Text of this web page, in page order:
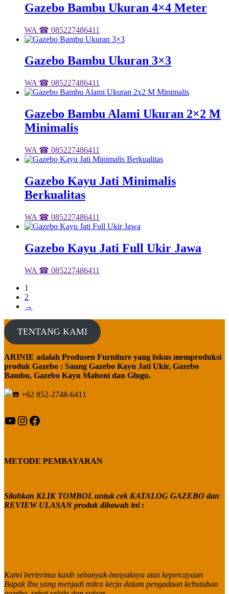
Gazebo Bambu Ukuran 4×4 Meter
WA ☎ 085227486411
Gazebo Bambu Ukuran 3×3
WA ☎ 085227486411
Gazebo Bambu Alami Ukuran 2×2 M
Minimalis
WA ☎ 085227486411
Gazebo Kayu Jati Minimalis
Berkualitas
WA ☎ 085227486411
Gazebo Kayu Jati Full Ukir Jawa
WA ☎ 085227486411
1
2
→
TENTANG KAMI
ARINIE adalah Produsen Furniture yang fokus memproduksi
produk Gazebo : Saung Gazebo Kayu Jati Ukir, Gazebo
Bambu, Gazebo Kayu Mahoni dan Glugu.
+62 852-2748-6411
YouTube
Instagram
Facebook
METODE PEMBAYARAN
Silahkan KLIK TOMBOL untuk cek KATALOG GAZEBO dan
REVIEW ULASAN produk dibawah ini :
Kami berterima kasih sebanyak-banyaknya atas kepercayaan
Bapak Ibu yang menjadi mitra kerja dalam pengadaan kebutuhan